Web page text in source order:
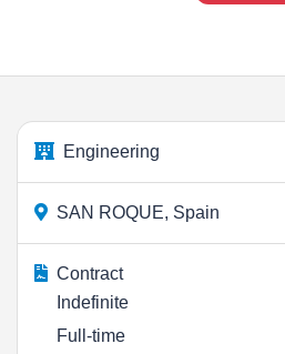
Engineering
SAN ROQUE, Spain
Contract
Indefinite
Full-time